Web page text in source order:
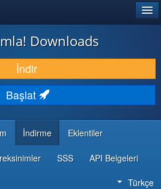
Downloads
İndir
Başlat
İndirme Eklentiler
SSS API Belgeleri
Türkçe